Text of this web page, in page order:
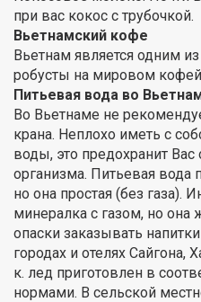
при вас кокос с трубочкой.
Вьетнамский кофе
Вьетнам является одним
робусты на мировом
Питьевая вода во
Во Вьетнаме не
крана. Неплохо иметь с
воды, это предохранит
организма. Питьевая вода
но она простая (без газа).
минералка с газом, но
опаски заказывать
городах и отелях Сайгона,
к. лед приготовлен в
нормами. В сельской